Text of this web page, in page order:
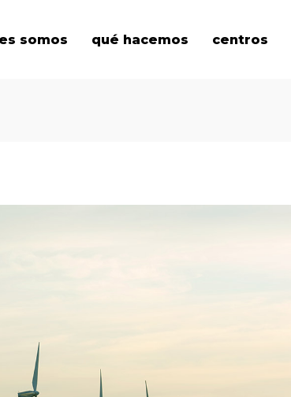
somos qué hacemos centros